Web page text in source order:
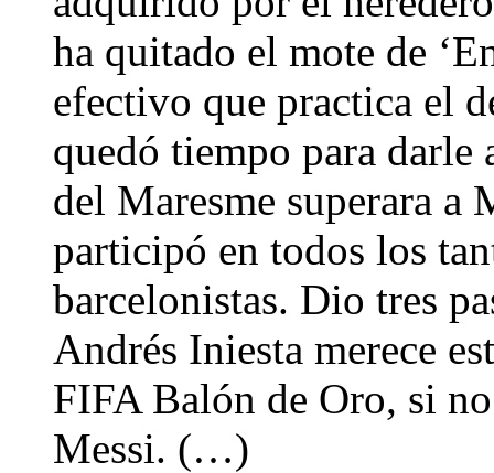
ha quitado el mote de
efectivo que practica el
quedó tiempo para darle
del Maresme superara
participó en todos los
barcelonistas. Dio tres
Andrés Iniesta merece
FIFA Balón de Oro, si
Messi. (…)